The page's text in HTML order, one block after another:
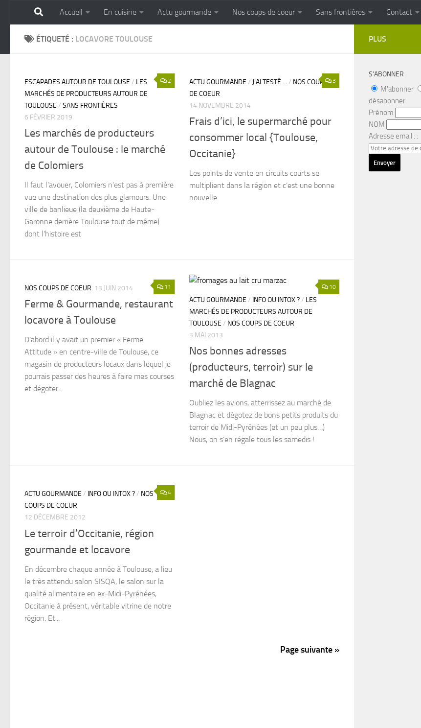
Skip to content
GOURMANDISE SANS FRONTIERES Cuisine populaire des terroirs
Accueil En cuisine Actu gourmande Nos coups de coeur Sans frontières Contact
ÉTIQUETÉ : LOCAVORE TOULOUSE
2
ESCAPADES AUTOUR DE TOULOUSE / LES
MARCHÉS DE PRODUCTEURS AUTOUR DE
TOULOUSE / SANS FRONTIÈRES
6 FÉVRIER 2019
Les marchés de producteurs
autour de Toulouse : le marché
de Colomiers
Il faut l’avouer, Colomiers n’est pas à première
vue une destination des plus glamours. Une
ville de banlieue (la deuxième de Haute-
Garonne derrière Toulouse tout de même)
dont l’histoire est
3
ACTU GOURMANDE / J'AI TESTÉ ... / NOS COUPS
DE COEUR
14 NOVEMBRE 2014
Frais d’ici, le supermarché pour
consommer local {Toulouse,
Occitanie}
Les points de vente en circuits courts se
multiplient dans la région et c’est une bonne
nouvelle.
11
NOS COUPS DE COEUR 13 JUIN 2014
Ferme & Gourmande, restaurant
locavore à Toulouse
D’abord il y avait un premier « Ferme
Attitude » en centre-ville de Toulouse, ce
magasin de producteurs locaux dans lequel je
pourrais passer des heures à faire mes courses
et dégoter...
10
ACTU GOURMANDE / INFO OU INTOX ?/ LES
MARCHÉS DE PRODUCTEURS AUTOUR DE
TOULOUSE / NOS COUPS DE COEUR
3 MAI 2013
Nos bonnes adresses
(producteurs, terroir) sur le
marché de Blagnac
Oubliez les avions, atterrissez au marché de
Blagnac et dégotez de bons petits produits du
terroir de Midi-Pyrénées (et un peu plus…)
Nous, on s’en régale tous les samedis !
4
ACTU GOURMANDE / INFO OU INTOX ?/ NOS
COUPS DE COEUR
12 DÉCEMBRE 2012
Le terroir d’Occitanie, région
gourmande et locavore
En décembre chaque année à Toulouse, a lieu
le très attendu salon SISQA, le salon sur la
qualité alimentaire en ex-Midi-Pyrénées,
Occitanie à présent, véritable vitrine de notre
région. Et...
Page suivante »
PLUS
S’ABONNER
M'abonner
désabonner
Prénom
NOM
Adresse email : :